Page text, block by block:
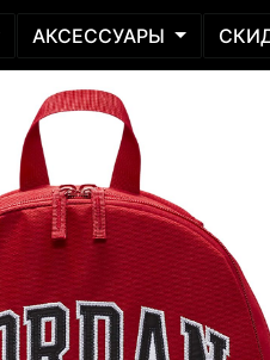
АКСЕССУАРЫ